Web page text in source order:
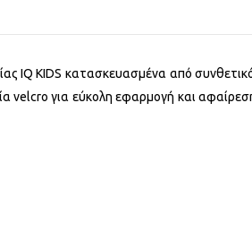
IQ KIDS κατασκευασμένα από
velcro για εύκολη εφαρμογή και